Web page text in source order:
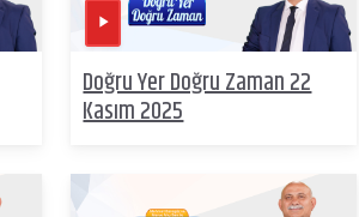
Doğru Yer Doğru Zaman 22
Kasım 2025